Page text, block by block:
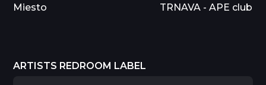
Miesto TRNAVA - APE club
ARTISTS REDROOM LABEL